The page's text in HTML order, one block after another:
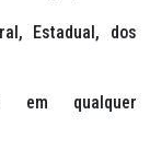
Estadual, dos
em qualquer